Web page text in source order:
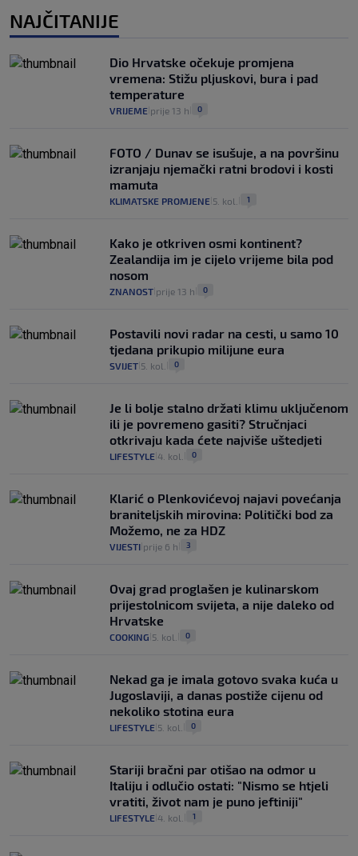
NAJČITANIJE
Dio Hrvatske očekuje promjena
vremena: Stižu pljuskovi, bura i pad
temperature
VRIJEME prije 13 h 0
FOTO / Dunav se isušuje, a na površinu
izranjaju njemački ratni brodovi i kosti
mamuta
KLIMATSKE PROMJENE 5. kol. 1
Kako je otkriven osmi kontinent?
Zealandija im je cijelo vrijeme bila pod
nosom
ZNANOST prije 13 h 0
Postavili novi radar na cesti, u samo 10
tjedana prikupio milijune eura
SVIJET 5. kol. 0
Je li bolje stalno držati klimu uključenom
ili je povremeno gasiti? Stručnjaci
otkrivaju kada ćete najviše uštedjeti
LIFESTYLE 4. kol. 0
Klarić o Plenkovićevoj najavi povećanja
braniteljskih mirovina: Politički bod za
Možemo, ne za HDZ
VIJESTI prije 6 h 3
Ovaj grad proglašen je kulinarskom
prijestolnicom svijeta, a nije daleko od
Hrvatske
COOKING 5. kol. 0
Nekad ga je imala gotovo svaka kuća u
Jugoslaviji, a danas postiže cijenu od
nekoliko stotina eura
LIFESTYLE 5. kol. 0
Stariji bračni par otišao na odmor u
Italiju i odlučio ostati: "Nismo se htjeli
vratiti, život nam je puno jeftiniji"
LIFESTYLE 4. kol. 1